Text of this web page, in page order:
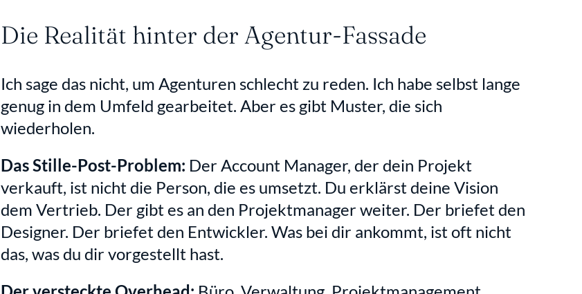
Die Realität hinter der Agentur-Fassade
Ich sage das nicht, um Agenturen schlecht zu reden. Ich habe selbst lange
genug in dem Umfeld gearbeitet. Aber es gibt Muster, die sich
wiederholen.
Das Stille-Post-Problem: Der Account Manager, der dein Projekt
verkauft, ist nicht die Person, die es umsetzt. Du erklärst deine Vision
dem Vertrieb. Der gibt es an den Projektmanager weiter. Der briefet den
Designer. Der briefet den Entwickler. Was bei dir ankommt, ist oft nicht
das, was du dir vorgestellt hast.